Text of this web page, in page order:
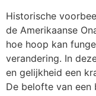
Historische
de Amerikaanse
hoe hoop kan
verandering. In
en gelijkheid een
De belofte van een